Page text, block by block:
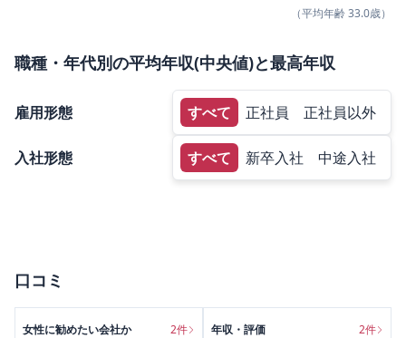
（平均年齢33.0歳）
職種・年代別の平均年収(中央値)と最高年収
雇用形態 すべて 正社員 正社員以外
入社形態 すべて 新卒入社 中途入社
口コミ
女性に勧めたい会社か 2件 年収・評価 2件